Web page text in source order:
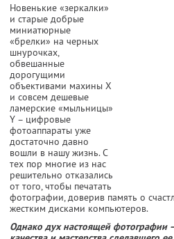
Новенькие «зеркалки»
и старые добрые
миниатюрные
«брелки» на черных
шнурочках,
обвешанные
дорогущими
объективами махины X
и совсем дешевые
ламерские «мыльницы»
Y – цифровые
фотоаппараты уже
достаточно давно
вошли в нашу жизнь. С
тех пор многие из нас
решительно отказались
от того, чтобы печатать
фотографии, доверив память о
жестким дисками компьютеров.
Однако дух настоящей фотографии